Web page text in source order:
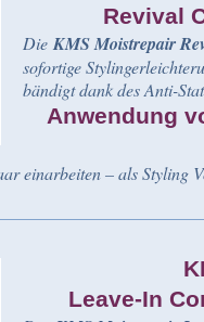
Revival
Die KMS Moistrepair
sofortige
bändigt dank des Anti-
Anwendung
einarbeiten – als Styling
Leave-In